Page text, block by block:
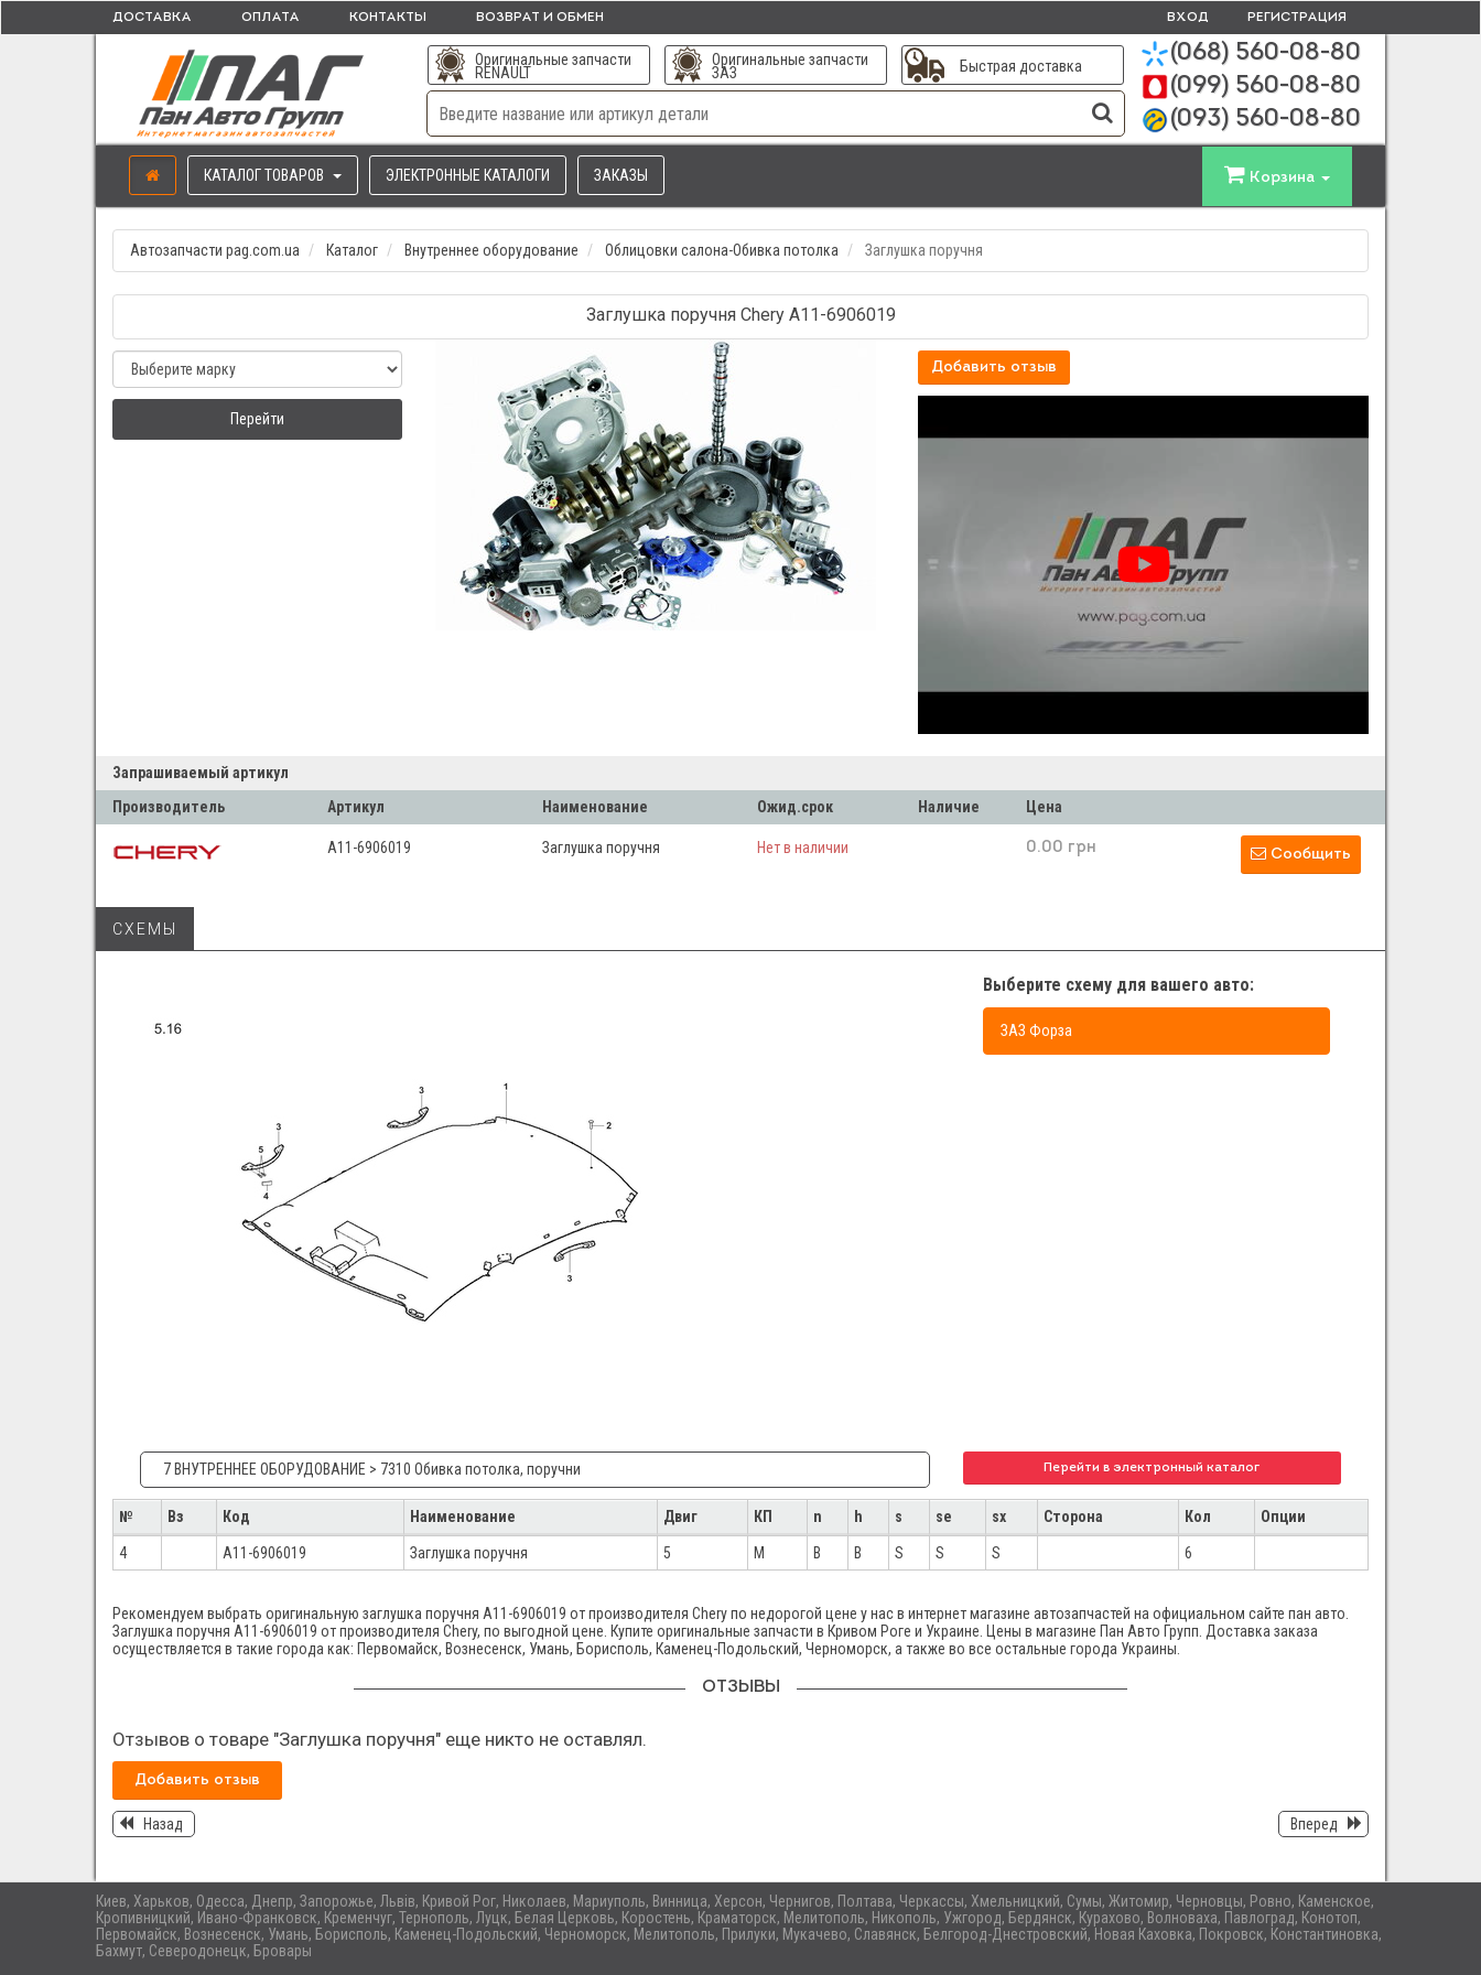
ДОСТАВКА ОПЛАТА КОНТАКТЫ ВОЗВРАТ И ОБМЕН ВХОД РЕГИСТРАЦИЯ
Оригинальные запчасти
RENAULT
Оригинальные запчасти
ЗАЗ Быстрая доставка (068) 560-08-80
(099) 560-08-80
(093) 560-08-80
КАТАЛОГ ТОВАРОВ ЭЛЕКТРОННЫЕ КАТАЛОГИ ЗАКАЗЫ Корзина
Автозапчасти pag.com.ua Каталог Внутреннее оборудование Облицовки салона-Обивка потолка Заглушка поручня
Заглушка поручня Chery A11-6906019
Перейти
Добавить отзыв
Запрашиваемый артикул
Производитель
Артикул Наименование Ожид.срок Наличие Цена
A11-6906019 Заглушка поручня Нет в наличии 0.00 грн Сообщить
СХЕМЫ
Выберите схему для вашего авто:
ЗАЗ Форза
7 ВНУТРЕННЕЕ ОБОРУДОВАНИЕ > 7310 Обивка потолка, поручни Перейти в электронный каталог
№ Вз Код Наименование Двиг КП n h s se sx Сторона Кол Опции
4 A11-6906019 Заглушка поручня 5 M B B S S S 6
Рекомендуем выбрать оригинальную заглушка поручня A11-6906019 от производителя Chery по недорогой цене у нас в интернет магазине автозапчастей на официальном сайте пан авто.
Заглушка поручня A11-6906019 от производителя Chery, по выгодной цене. Купите оригинальные запчасти в Кривом Роге и Украине. Цены в магазине Пан Авто Групп. Доставка заказа
осуществляется в такие города как: Первомайск, Вознесенск, Умань, Борисполь, Каменец-Подольский, Черноморск, а также во все остальные города Украины.
ОТЗЫВЫ
Отзывов о товаре "Заглушка поручня" еще никто не оставлял.
Добавить отзыв
Назад Вперед
Киев, Харьков, Одесса, Днепр, Запорожье, Львів, Кривой Рог, Николаев, Мариуполь, Винница, Херсон, Чернигов, Полтава, Черкассы, Хмельницкий, Сумы, Житомир, Черновцы, Ровно, Каменское,
Кропивницкий, Ивано-Франковск, Кременчуг, Тернополь, Луцк, Белая Церковь, Коростень, Краматорск, Мелитополь, Никополь, Ужгород, Бердянск, Курахово, Волноваха, Павлоград, Конотоп,
Первомайск, Вознесенск, Умань, Борисполь, Каменец-Подольский, Черноморск, Мелитополь, Прилуки, Мукачево, Славянск, Белгород-Днестровский, Новая Каховка, Покровск, Константиновка,
Бахмут, Северодонецк, Бровары